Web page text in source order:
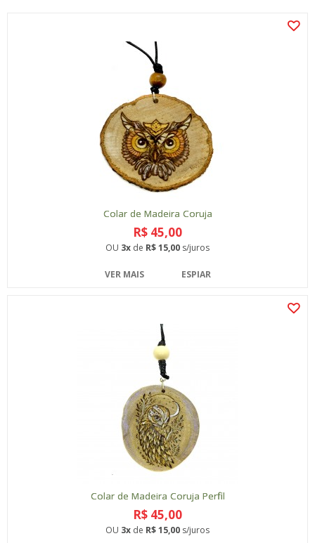
Colar de Madeira Coruja
R$ 45,00
OU 3x de R$ 15,00 s/juros
VER MAIS ESPIAR
Colar de Madeira Coruja Perfil
R$ 45,00
OU 3x de R$ 15,00 s/juros